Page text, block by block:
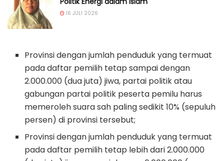
16 JULI 2026
Provinsi dengan jumlah penduduk yang termuat
pada daftar pemilih tetap sampai dengan
2.000.000 (dua juta) jiwa, partai politik atau
gabungan partai politik peserta pemilu harus
memeroleh suara sah paling sedikit 10% (sepuluh
persen) di provinsi tersebut;
Provinsi dengan jumlah penduduk yang termuat
pada daftar pemilih tetap lebih dari 2.000.000